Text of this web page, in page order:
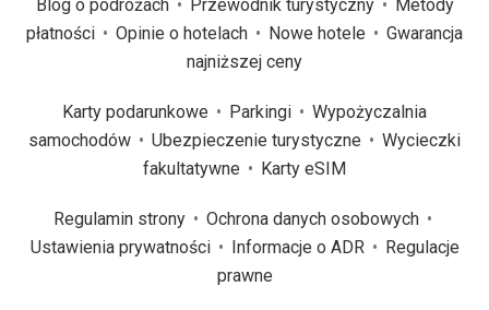
Blog o podróżach Przewodnik turystyczny
Metody
płatności
Opinie o hotelach Nowe hotele
Gwarancja
najniższej ceny
Karty podarunkowe Parkingi
Wypożyczalnia
samochodów
Ubezpieczenie turystyczne
Wycieczki
fakultatywne
Karty eSIM
Regulamin strony
Ochrona danych osobowych
Ustawienia prywatności
Informacje o ADR
Regulacje
prawne